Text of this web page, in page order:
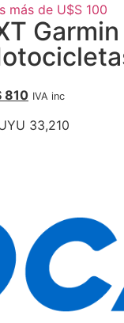
más de U$S 100
810 IVA inc
33,210